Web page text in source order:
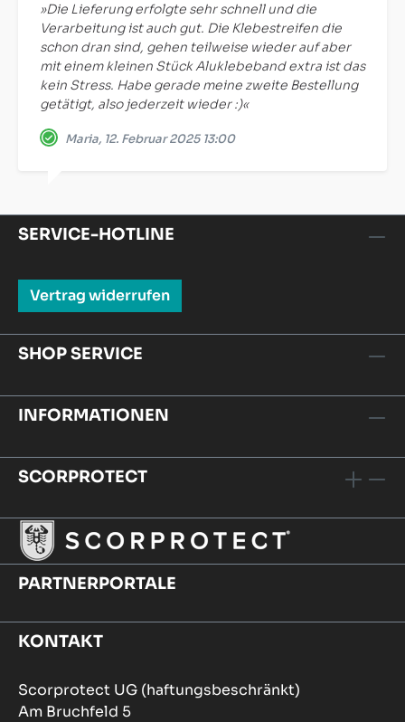
»Die Lieferung erfolgte sehr schnell und die
Verarbeitung ist auch gut. Die Klebestreifen die
schon dran sind, gehen teilweise wieder auf aber
mit einem kleinen Stück Aluklebeband extra ist das
kein Stress. Habe gerade meine zweite Bestellung
getätigt, also jederzeit wieder :)«
Maria, 12. Februar 2025 13:00
SERVICE-HOTLINE
Vertrag widerrufen
SHOP SERVICE
INFORMATIONEN
SCORPROTECT
PARTNERPORTALE
KONTAKT
Scorprotect UG (haftungsbeschränkt)
Am Bruchfeld 5